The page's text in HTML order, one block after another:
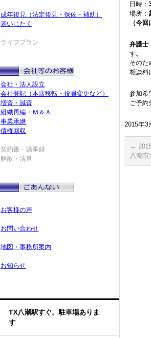
日時：
場所：
（今
弁護士
す。
そのた
相談料
参加希
ご予約
2015年3
←
八潮
成年後見（法定後見・保佐・補助）
老いじたく
ライフプラン
会社・法人設立
会社登記（本店移転・役員変更など）
増資・減資
組織再編・Ｍ＆Ａ
事業承継
債権回収
契約書・議事録
解散・清算
お客様の声
お問い合わせ
地図・事務所案内
お知らせ
TX八潮駅すぐ。駐車場ありま
す